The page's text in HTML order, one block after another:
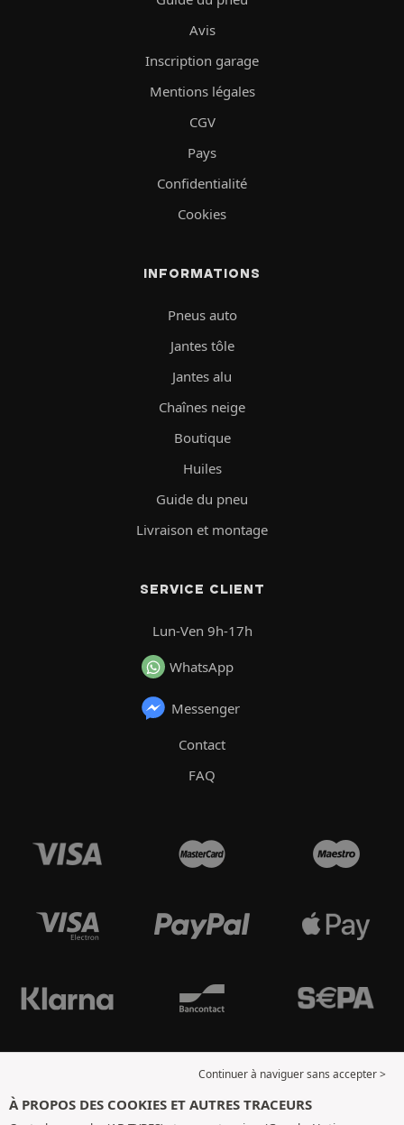
Avis
Inscription garage
Mentions légales
CGV
Pays
Confidentialité
Cookies
INFORMATIONS
Pneus auto
Jantes tôle
Jantes alu
Chaînes neige
Boutique
Huiles
Guide du pneu
Livraison et montage
SERVICE CLIENT
Lun-Ven 9h-17h
WhatsApp
Messenger
Contact
FAQ
Continuer à naviguer sans accepter >
À PROPOS DES COOKIES ET AUTRES TRACEURS